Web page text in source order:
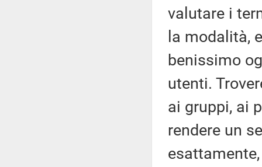
valutare i
la modalità,
benissimo
utenti.
ai gruppi, ai
rendere un